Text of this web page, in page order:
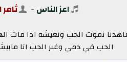
اعز الناس -
نموت الحب ونعيشه اذا مات
الحب في دمي وغير الحب انا